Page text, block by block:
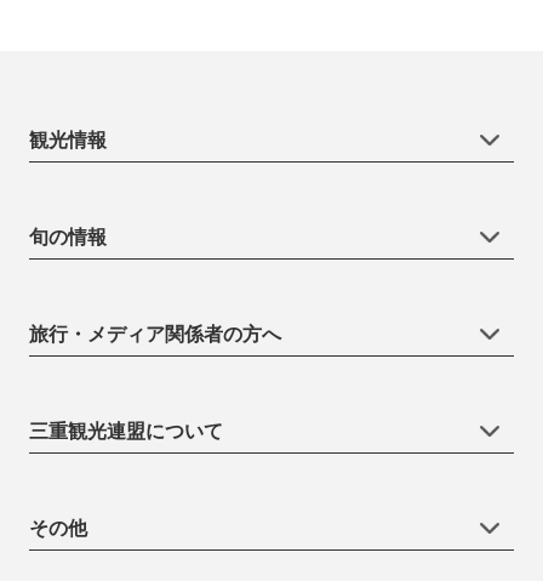
観光情報
旬の情報
旅行・メディア関係者の方へ
三重観光連盟について
その他